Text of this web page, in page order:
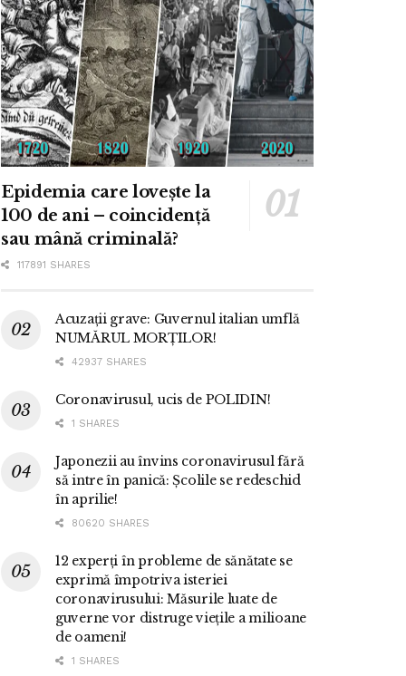
Epidemia care lovește la
100 de ani – coincidență
sau mână criminală?
117891 SHARES
Acuzații grave: Guvernul italian umflă
NUMĂRUL MORȚILOR!
42937 SHARES
Coronavirusul, ucis de POLIDIN!
1 SHARES
Japonezii au învins coronavirusul fără
să intre în panică: Școlile se redeschid
în aprilie!
80620 SHARES
12 experți în probleme de sănătate se
exprimă împotriva isteriei
coronavirusului: Măsurile luate de
guverne vor distruge viețile a milioane
de oameni!
1 SHARES